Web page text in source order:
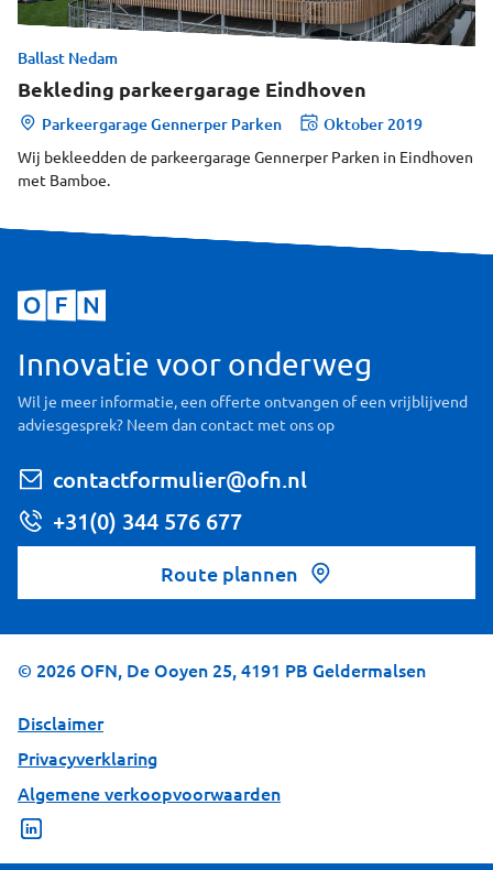
Ballast Nedam
Bekleding parkeergarage Eindhoven
Parkeergarage Gennerper Parken Oktober 2019
Wij bekleedden de parkeergarage Gennerper Parken in Eindhoven
met Bamboe.
Innovatie voor onderweg
Wil je meer informatie, een offerte ontvangen of een vrijblijvend
adviesgesprek? Neem dan contact met ons op
contactformulier@ofn.nl
+31(0) 344 576 677
Route plannen
© 2026OFN, De Ooyen 25, 4191 PB Geldermalsen
Disclaimer
Privacyverklaring
Algemene verkoopvoorwaarden